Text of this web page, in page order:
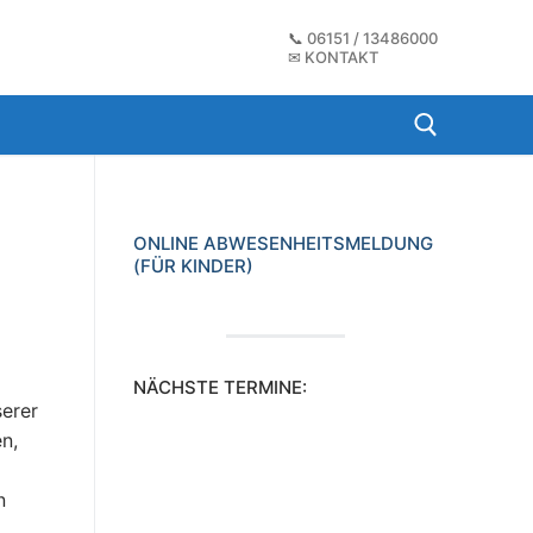
📞 06151 / 13486000
✉ KONTAKT
Suchen nach:
ONLINE ABWESENHEITSMELDUNG
(FÜR KINDER)
NÄCHSTE TERMINE: